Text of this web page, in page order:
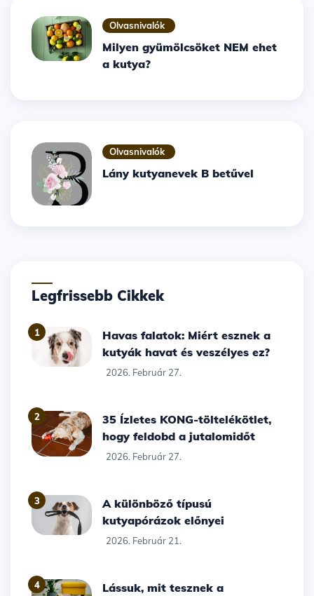
Olvasnivalók
Milyen gyümölcsöket NEM ehet
a kutya?
Olvasnivalók
Lány kutyanevek B betűvel
Legfrissebb Cikkek
1
Havas falatok: Miért esznek a
kutyák havat és veszélyes ez?
2026. Február 27.
2
35 Ízletes KONG-töltelékötlet,
hogy feldobd a jutalomidőt
2026. Február 27.
3
A különböző típusú
kutyapórázok előnyei
2026. Február 21.
4
Lássuk, mit tesznek a